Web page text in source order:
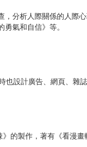
，分析人際關係的人際
氣和自信》等。
也設計廣告、網頁、雜
的製作，著有《看漫畫